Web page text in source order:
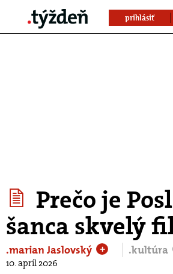
prihlásiť
Prečo je
šanca skvelý
.marian Jaslovský + .kultúra
10. apríl 2026